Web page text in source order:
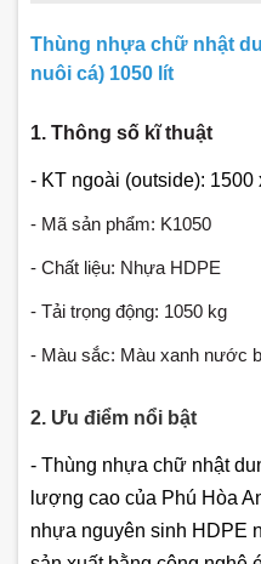
Thùng nhựa chữ nhật
nuôi cá) 1050 lít
1. Thông số kĩ thuật
- KT ngoài (outside): 1500
- Mã sản phẩm: K1050
- Chất liệu: Nhựa HDPE
- Tải trọng động: 1050 kg
- Màu sắc: Màu xanh nước
2. Ưu điểm nổi bật
- Thùng nhựa chữ nhật
lượng cao của Phú Hòa
nhựa nguyên sinh HDPE